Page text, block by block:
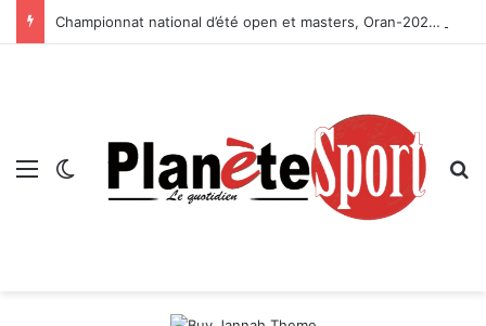
Championnat national d’été open et masters, Oran-2026 — Le CRB s’adjuge le titre
Menu Switch skin